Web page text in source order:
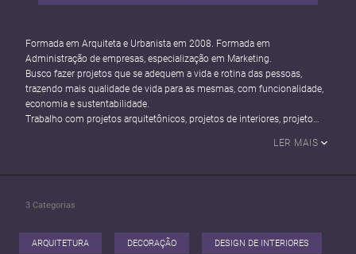
Formada em Arquiteta e Urbanista em 2008. Formada em
Administração de empresas, especialização em Marketing.
Busco fazer projetos que se adequem a vida e rotina das pessoas,
trazendo mais qualidade de vida para as mesmas, com funcionalidade,
economia e sustentabilidade.
Trabalho com projetos arquitetônicos, projetos de interiores, projeto
LER MAIS
3 Categorias
ARQUITETURA DECORAÇÃO DESIGN DE INTERIORES